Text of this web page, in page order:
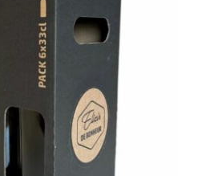
AU PANIER
/